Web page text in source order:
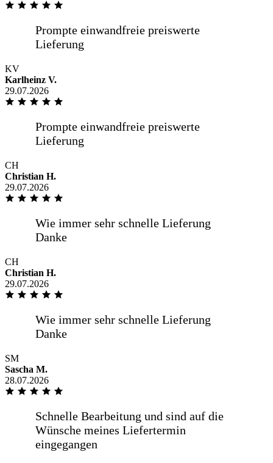
KV
Karlheinz V.
29.07.2026
CH
Christian H.
29.07.2026
CH
Christian H.
29.07.2026
SM
Sascha M.
28.07.2026
Pünktlich wie vereinbart Hilfsbereiter
Fahrer
Unkompliziert, gute Qualität, schnelle
Prompte Lieferung, super sicher
verpackt und ich habe mich nicht
vermessen. Also alles bestens.
Die zügige Lieferung und die sichere
Verpackung.